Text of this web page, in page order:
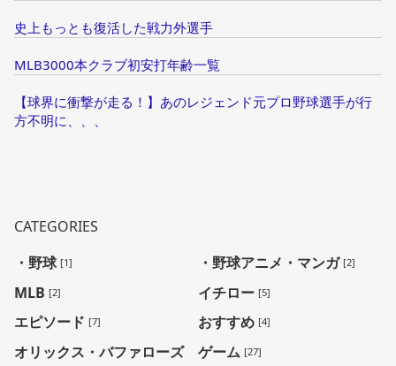
史上もっとも復活した戦力外選手
MLB3000本クラブ初安打年齢一覧
【球界に衝撃が走る！】あのレジェンド元プロ野球選手が行
方不明に、、、
CATEGORIES
・野球 [1] ・野球アニメ・マンガ [2]
MLB [2] イチロー [5]
エピソード [7] おすすめ [4]
オリックス・バファローズ ゲーム [27]